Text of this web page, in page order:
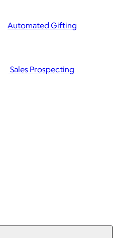
Sales Prospecting
Automated Gifting